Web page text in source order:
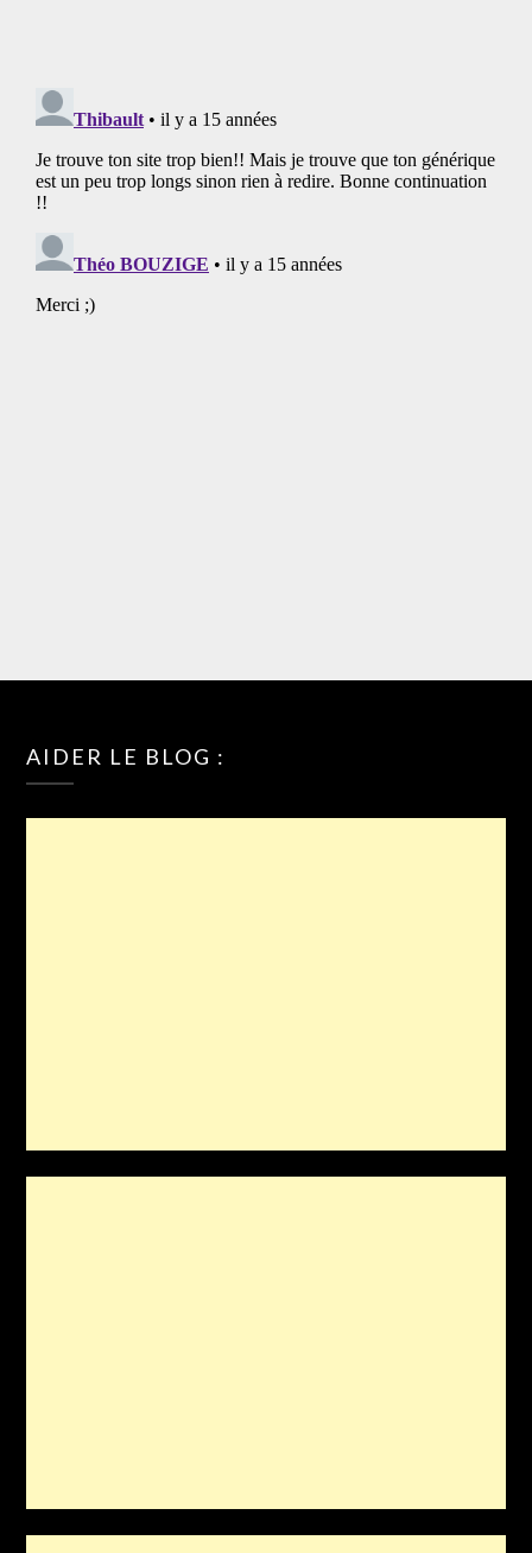
AIDER LE BLOG :